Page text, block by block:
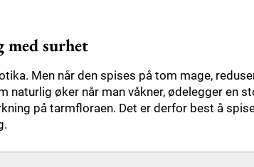
surhet
Men når den spises på tom mage,
øker når man våkner, ødelegger en
på tarmfloraen. Det er derfor best å